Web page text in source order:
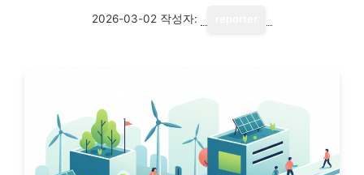
2026-03-02 작성자: